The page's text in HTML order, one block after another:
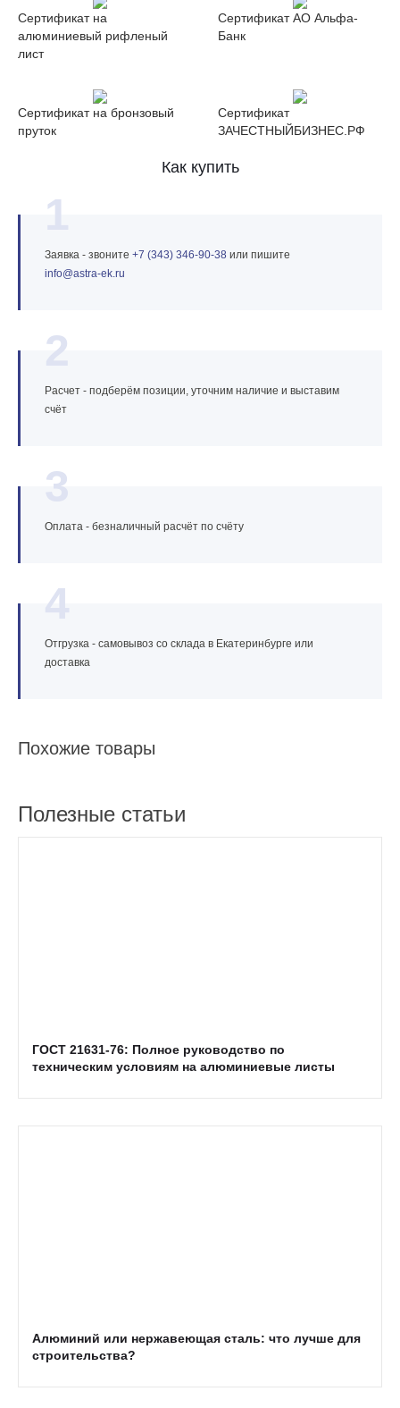
Сертификат на
алюминиевый рифленый
лист
Сертификат АО Альфа-
Банк
Сертификат на бронзовый
пруток
Сертификат
ЗАЧЕСТНЫЙБИЗНЕС.РФ
Как купить
1
Заявка - звоните +7 (343) 346‑90‑38 или пишите
info@astra‑ek.ru
2
Расчет - подберём позиции, уточним наличие и выставим
счёт
3
Оплата - безналичный расчёт по счёту
4
Отгрузка - самовывоз со склада в Екатеринбурге или
доставка
Похожие товары
Полезные статьи
ГОСТ 21631-76: Полное руководство по
техническим условиям на алюминиевые листы
Алюминий или нержавеющая сталь: что лучше для
строительства?